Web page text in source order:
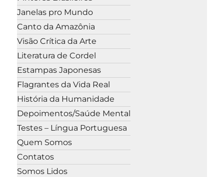
Janelas pro Mundo
Canto da Amazônia
Visão Crítica da Arte
Literatura de Cordel
Estampas Japonesas
Flagrantes da Vida Real
História da Humanidade
Depoimentos/Saúde Mental
Testes – Língua Portuguesa
Quem Somos
Contatos
Somos Lidos